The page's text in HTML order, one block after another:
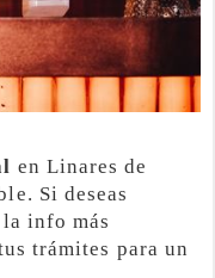
en Linares de
Si deseas
info más
trámites para un